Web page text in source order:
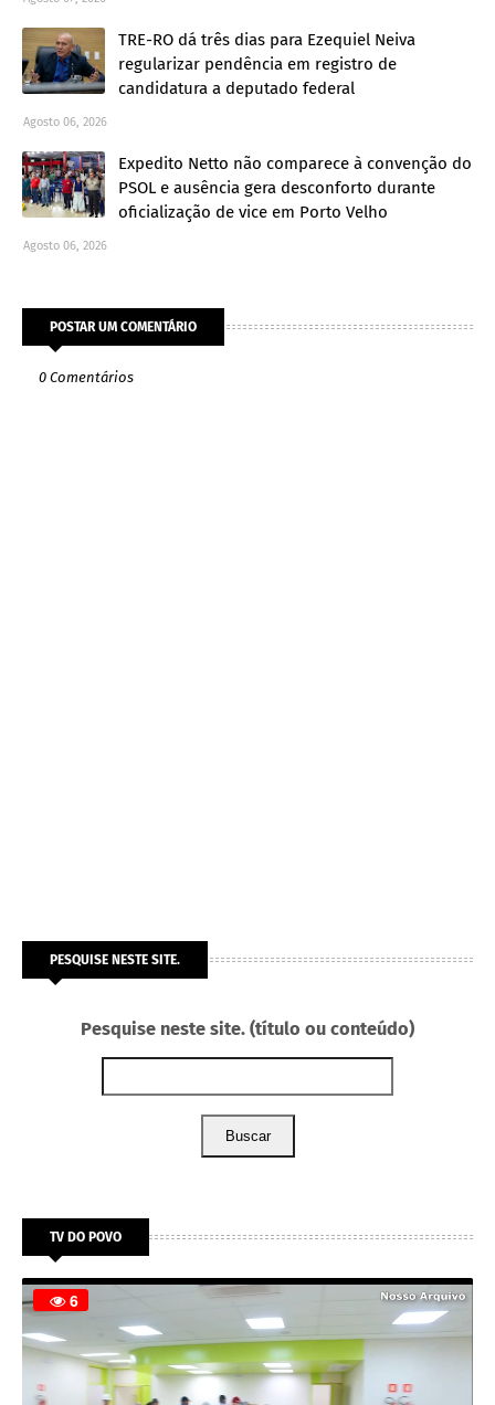
TRE-RO dá três dias para Ezequiel Neiva
regularizar pendência em registro de
candidatura a deputado federal
Agosto 06, 2026
Expedito Netto não comparece à convenção do
PSOL e ausência gera desconforto durante
oficialização de vice em Porto Velho
Agosto 06, 2026
POSTAR UM COMENTÁRIO
0 Comentários
PESQUISE NESTE SITE.
Pesquise neste site. (título ou conteúdo)
Buscar
TV DO POVO